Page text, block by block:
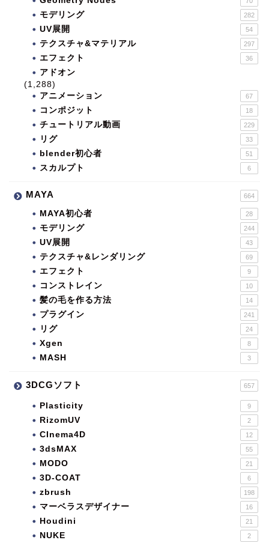
モデリング 282
UV展開 54
テクスチャ&マテリアル 297
エフェクト 36
アドオン
(1,288)
アニメーション
67
コンポジット 18
チュートリアル動画 229
リグ 33
blender初心者 51
スカルプト 6
MAYA 664
MAYA初心者 28
モデリング 244
UV展開 43
テクスチャ&レンダリング 69
エフェクト 9
コンストレイン 10
髪の毛を作る方法 14
プラグイン 241
リグ 24
Xgen 8
MASH 3
3DCGソフト 657
Plasticity 9
RizomUV 2
CInema4D 12
3dsMAX 55
MODO 21
3D-COAT 6
zbrush 198
マーベラスデザイナー 16
Houdini 21
NUKE 2